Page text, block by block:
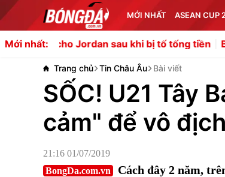
MỚI NHẤT ASEAN CUP
Mới nhất:
Jordan sau khi bị tố tống tiền Bóng ma từ
Trang chủ Tin Châu Âu Bài viết
SỐC! U21 Tây
cảm" để vô
21:16 01/07/2019
BongDa.com.vn
Cách đây 2 năm,